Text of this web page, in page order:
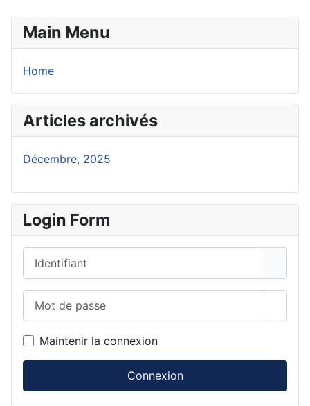
Main Menu
Home
Articles archivés
Décembre, 2025
Login Form
Maintenir la connexion
Connexion